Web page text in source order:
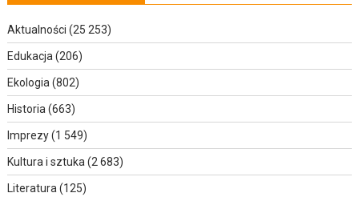
Aktualności (25 253)
Edukacja(206)
Ekologia(802)
Historia(663)
Imprezy(1 549)
Kultura i sztuka(2 683)
Literatura(125)